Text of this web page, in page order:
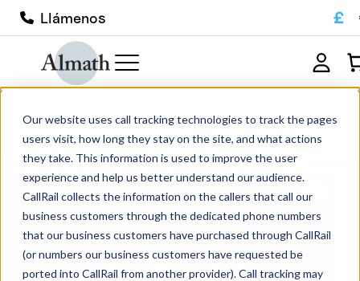
Our website uses call tracking technologies to track the pages
users visit, how long they stay on the site, and what actions
they take. This information is used to improve the user
experience and help us better understand our audience.
CallRail collects the information on the callers that call our
business customers through the dedicated phone numbers
that our business customers have purchased through CallRail
(or numbers our business customers have requested be
ported into CallRail from another provider). Call tracking may
Llámenos £
CC128ZTA Crisol cilíndrico de ZTA
1530ml